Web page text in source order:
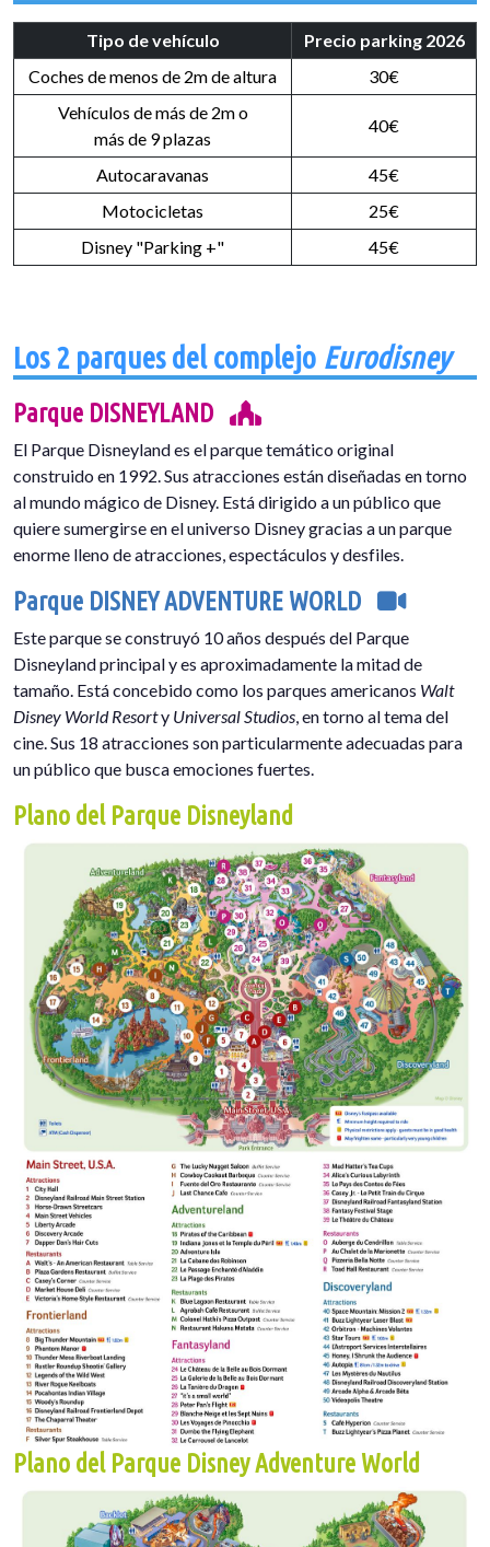
Tipo de vehículo
Precio parking 2026
Coches de menos de 2m de altura
30€
Vehículos de más de 2m o
más de 9 plazas
40€
Autocaravanas
45€
Motocicletas
25€
Disney "Parking +"
45€
Los 2 parques del complejo Eurodisney
Parque DISNEYLAND
El Parque Disneyland es el parque temático original
construido en 1992. Sus atracciones están diseñadas en torno
al mundo mágico de Disney. Está dirigido a un público que
quiere sumergirse en el universo Disney gracias a un parque
enorme lleno de atracciones, espectáculos y desfiles.
Parque DISNEY ADVENTURE WORLD
Este parque se construyó 10 años después del Parque
Disneyland principal y es aproximadamente la mitad de
tamaño. Está concebido como los parques americanos Walt
Disney World Resorty Universal Studios, en torno al tema del
cine. Sus 18 atracciones son particularmente adecuadas para
un público que busca emociones fuertes.
Plano del Parque Disneyland
Plano del Parque Disney Adventure World